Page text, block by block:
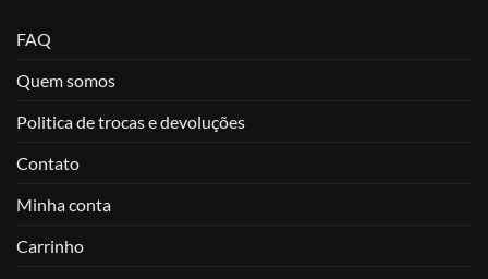
FAQ
Quem somos
Politica de trocas e devoluções
Contato
Minha conta
Carrinho